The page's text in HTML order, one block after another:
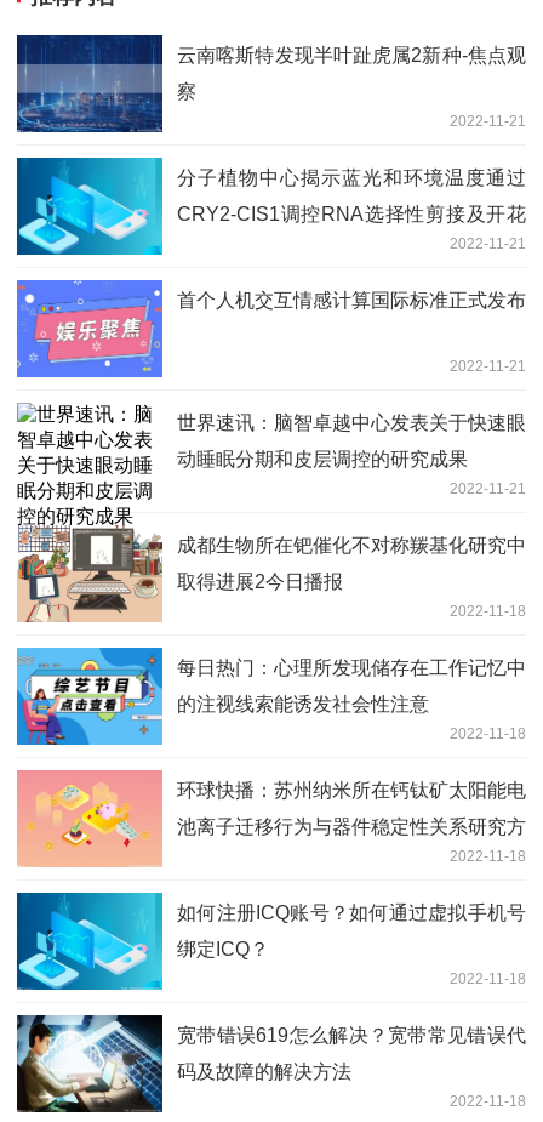
云南喀斯特发现半叶趾虎属2新种-焦点观
察
2022-11-21
分子植物中心揭示蓝光和环境温度通过
CRY2-CIS1调控RNA选择性剪接及开花
2022-11-21
首个人机交互情感计算国际标准正式发布
2022-11-21
世界速讯：脑智卓越中心发表关于快速眼
动睡眠分期和皮层调控的研究成果
2022-11-21
成都生物所在钯催化不对称羰基化研究中
取得进展2今日播报
2022-11-18
每日热门：心理所发现储存在工作记忆中
的注视线索能诱发社会性注意
2022-11-18
环球快播：苏州纳米所在钙钛矿太阳能电
池离子迁移行为与器件稳定性关系研究方
2022-11-18
如何注册ICQ账号？如何通过虚拟手机号
绑定ICQ？
2022-11-18
宽带错误619怎么解决？宽带常见错误代
码及故障的解决方法
2022-11-18